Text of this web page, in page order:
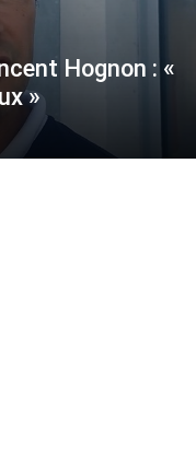
Hognon : «
»